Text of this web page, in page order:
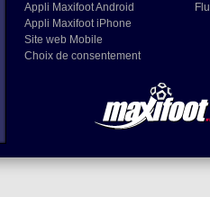
Appli Maxifoot Android
Appli Maxifoot iPhone
Site web Mobile
Choix de consentement